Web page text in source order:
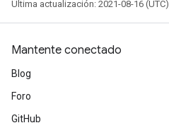
Última actualización: 2021-08-16 (UTC)
Mantente conectado
Blog
Foro
GitHub